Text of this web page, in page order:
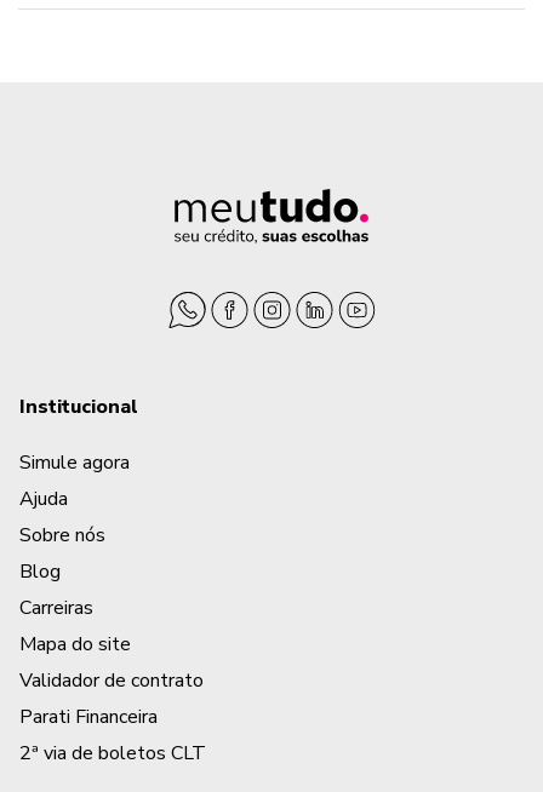
Institucional
Simule agora
Ajuda
Sobre nós
Blog
Carreiras
Mapa do site
Validador de contrato
Parati Financeira
2ª via de boletos CLT